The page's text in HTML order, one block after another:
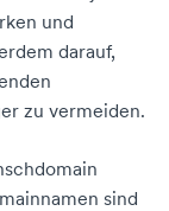
und
darauf,
zu vermeiden.
sind